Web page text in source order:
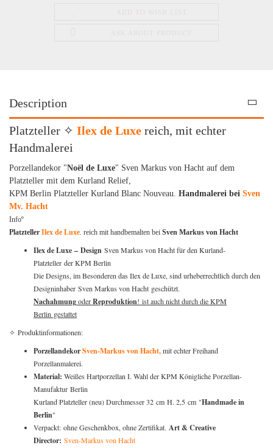
Description
Platzteller ✧ Ilex de Luxe reich, mit echter
Handmalerei
Porzellandekor "Noël de Luxe" Sven Markus von Hacht auf dem
Platzteller mit dem Kurland Relief,
KPM Berlin Platzteller Kurland Blanc Nouveau. Handmalerei bei Sven
Mv. Hacht
Infoº
Platzteller Ilex de Luxe. reich mit handbemalten bei Sven Markus von Hacht
Ilex de Luxe – Design Sven Markus von Hacht für den Kurland-
Platzteller der KPM Berlin
Die Designs, im Besonderen das Ilex de Luxe, sind urheberrechtlich durch den
Designinhaber Sven Markus von Hacht geschützt.
NachahmungoderReproduktion! ist auch nicht durch die KPM
Berlin gestattet
✧ Produktinformationen:
PorzellandekorSven-Markus von Hacht,mit echter Freihand
Porzellanmalerei.
Material: Weißes Hartporzellan I. Wahl der KPM Königliche Porzellan-
Manufaktur Berlin
Kurland Platzteller (neu) Durchmesser 32 cm H. 2,5 cm "Handmade in
Berlin"
Verpackt: ohne Geschenkbox, ohne Zertifikat. Art & Creative
Director: Sven-Markus von Hacht